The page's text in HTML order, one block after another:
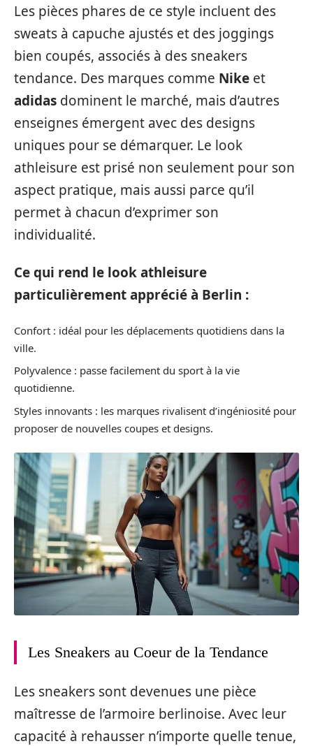
Les pièces phares de ce style incluent des
sweats à capuche ajustés et des joggings
bien coupés, associés à des sneakers
tendance. Des marques comme Nike et
adidas dominent le marché, mais d’autres
enseignes émergent avec des designs
uniques pour se démarquer. Le look
athleisure est prisé non seulement pour son
aspect pratique, mais aussi parce qu’il
permet à chacun d’exprimer son
individualité.
Ce qui rend le look athleisure
particulièrement apprécié à Berlin :
Confort : idéal pour les déplacements quotidiens dans la
ville.
Polyvalence : passe facilement du sport à la vie
quotidienne.
Styles innovants : les marques rivalisent d’ingéniosité pour
proposer de nouvelles coupes et designs.
Les Sneakers au Coeur de la Tendance
Les sneakers sont devenues une pièce
maîtresse de l’armoire berlinoise. Avec leur
capacité à rehausser n’importe quelle tenue,